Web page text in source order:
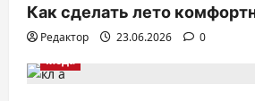
с
я
м
Как сделать лето
Редактор 23.06.2026
0
Мода